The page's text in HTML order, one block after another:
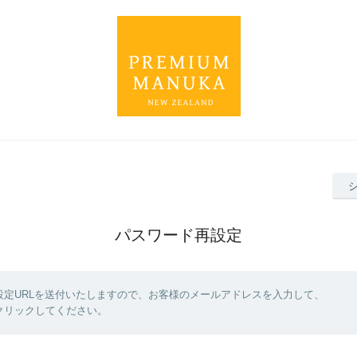
パスワード再設定
URLを送付いたしますので、お客様のメールアドレスを入力して、
ックしてください。